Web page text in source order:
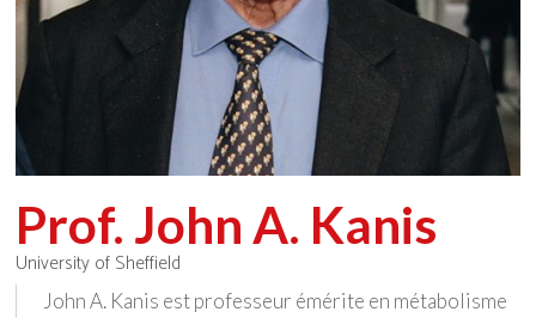
Prof. John A. Kanis
University of Sheffield
John A. Kanis est professeur émérite en métabolisme